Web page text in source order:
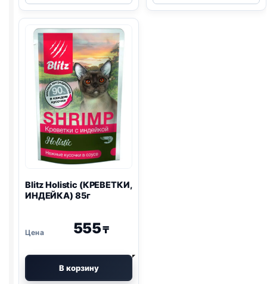
(ГОВЯДИНА
МАЛИНА)
80г
ПЕЧЕНЬ)
BlitzHolistic (КРЕВЕТКИ,
ИНДЕЙКА) 85г
555₸
В корзину